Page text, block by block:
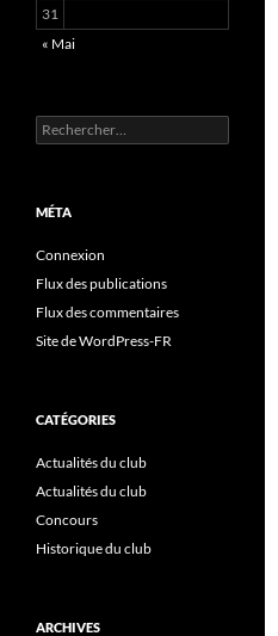
31
« Mai
Rechercher :
MÉTA
Connexion
Flux des publications
Flux des commentaires
Site de WordPress-FR
CATÉGORIES
Actualités du club
Actualités du club
Concours
Historique du club
ARCHIVES